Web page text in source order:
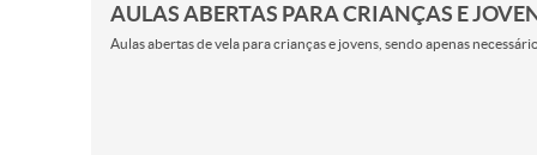
AULAS ABERTAS PARA CRIANÇAS E
Aulas abertas de vela para crianças e jovens, sendo apenas